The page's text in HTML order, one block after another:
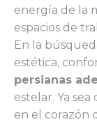
energía de la
espacios de
En la
estética,
persianas
estelar. Ya
en el corazón